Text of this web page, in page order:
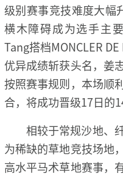
级别赛事竞技难度大
横木障碍成为选手主
Tang搭档MONCLER
优异成绩斩获头名，姜
按照赛事规则，本场顺
合，将成功晋级17日的
相较于常规沙地、
为稀缺的草地竞技场地
高水平马术草地赛事，